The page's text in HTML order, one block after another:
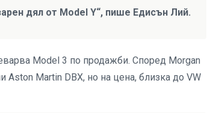
дял от Model Y“, пише Едисън Лий.
Model 3 по продажби. Според Morgan
Aston Martin DBX, но на цена, близка до VW